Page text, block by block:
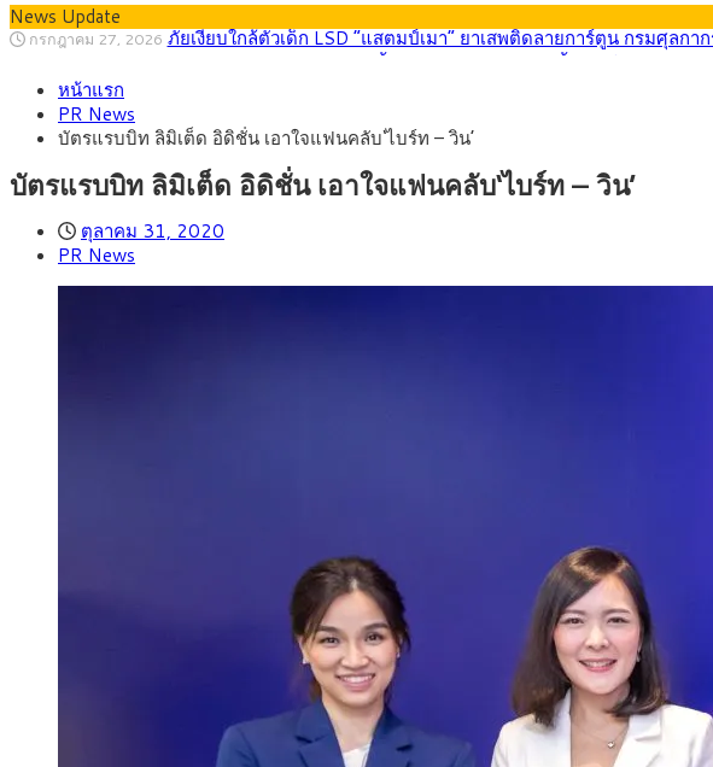
News Update
กรกฎาคม 27, 2026 กรุงศรี คาดเงินบาทสัปดาห์นี้ (27–31 ก.ค. 2569) ซื้อขายในกรอบ
สิงหาคม 4, 2026
สิงหาคม 3, 2026
สิงหาคม 1, 2026 “เอกนิติ” เปิดเครื่องยนต์เศรษฐกิจใหม่ของไทย เดินหน้า 5 ยุทธศาสตร์ รื้อ
กรกฎาคม 27, 2026 ภัยเงียบใกล้ตัวเด็ก LSD “แสตมป์เมา” ยาเสพติดลายการ์ตูน กรมศุลกา
หน้าแรก
PR News
บัตรแรบบิท ลิมิเต็ด อิดิชั่น เอาใจแฟนคลับ‘ไบร์ท – วิน’
บัตรแรบบิท ลิมิเต็ด อิดิชั่น เอาใจแฟนคลับ‘ไบร์ท – วิน’
ตุลาคม 31, 2020
PR News